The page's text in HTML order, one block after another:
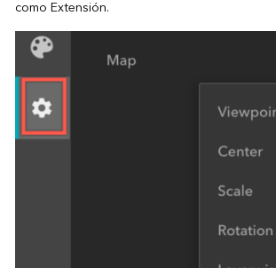
como Extensión.